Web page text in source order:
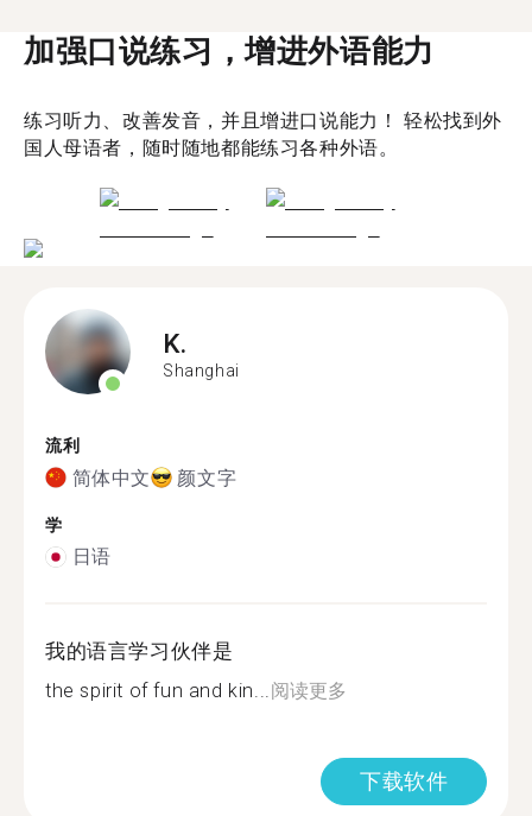
加强口说练习，增进外语能力
练习听力、改善发音，并且增进口说能力！ 轻松找到外
国人母语者，随时随地都能练习各种外语。
K.
Shanghai
流利
简体中文 颜文字
学
日语
我的语言学习伙伴是
the spirit of fun and kin...阅读更多
下载软件